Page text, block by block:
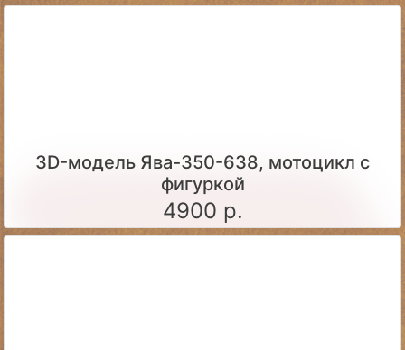
3D-модель Ява-350-638, мотоцикл с
фигуркой
4900 р.